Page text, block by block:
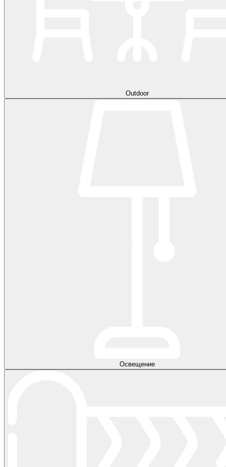
Outdoor
Освещение